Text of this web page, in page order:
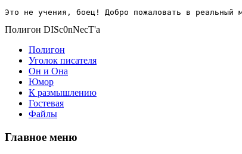
Это не учения, боец! Добро пожаловать в реальный
Полигон DISc0nNecT'a
Полигон
Уголок писателя
Он и Она
Юмор
К размышлению
Гостевая
Файлы
Главное меню